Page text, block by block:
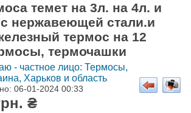
темет на 3л. на 4л. и
нержавеющей стали.и
термос на 12
термочашки
- частное лицо: Термосы,
Харьков и область
06-01-2024 00:33
₴